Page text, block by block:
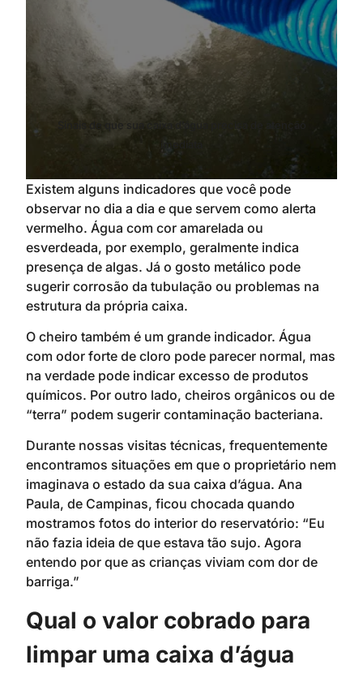
Sinais de que sua caixa d’água precisa de atenção
Existem alguns indicadores que você pode
observar no dia a dia e que servem como alerta
vermelho. Água com cor amarelada ou
esverdeada, por exemplo, geralmente indica
presença de algas. Já o gosto metálico pode
sugerir corrosão da tubulação ou problemas na
estrutura da própria caixa.
O cheiro também é um grande indicador. Água
com odor forte de cloro pode parecer normal, mas
na verdade pode indicar excesso de produtos
químicos. Por outro lado, cheiros orgânicos ou de
“terra” podem sugerir contaminação bacteriana.
Durante nossas visitas técnicas, frequentemente
encontramos situações em que o proprietário nem
imaginava o estado da sua caixa d’água. Ana
Paula, de Campinas, ficou chocada quando
mostramos fotos do interior do reservatório: “Eu
não fazia ideia de que estava tão sujo. Agora
entendo por que as crianças viviam com dor de
barriga.”
Qual o valor cobrado para
limpar uma caixa d’água